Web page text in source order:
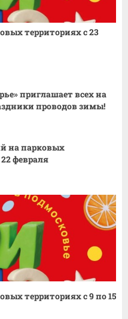
территориях с 23
приглашает всех на
проводов зимы!
на парковых
февраля
территориях с 9 по 15